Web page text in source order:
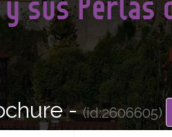
-(id:2606605)